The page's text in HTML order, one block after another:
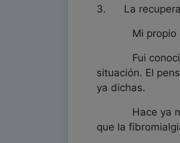
3. La
Mi propio
Fui
situación. El
ya dichas.
Hace ya
que la